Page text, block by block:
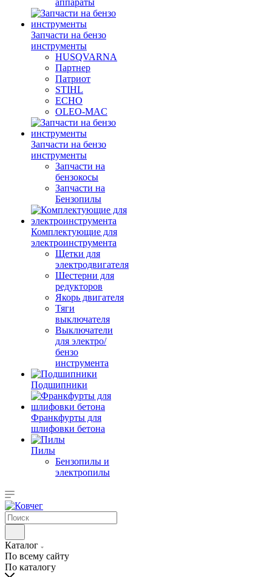
аппараты
Запчасти на бензо
инструменты
HUSQVARNA
Партнер
Патриот
STIHL
ECHO
OLEO-MAC
Запчасти на бензо
инструменты
Запчасти на
бензокосы
Запчасти на
Бензопилы
Комплектующие для
электроинструмента
Щетки для
электродвигателя
Шестерни для
редукторов
Якорь двигателя
Тяги
выключателя
Выключатели
для электро/
бензо
инструмента
Подшипники
Франкфурты для
шлифовки бетона
Пилы
Бензопилы и
электропилы
Каталог
По всему сайту
По каталогу